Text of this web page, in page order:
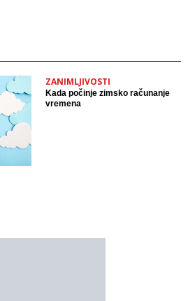
ZANIMLJIVOSTI
Kada počinje zimsko računanje
vremena